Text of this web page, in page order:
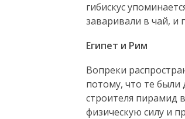
гибискус
заваривали в чай, и
Египет и Рим
Вопреки
потому, что те
строителя пирамид
физическую силу и